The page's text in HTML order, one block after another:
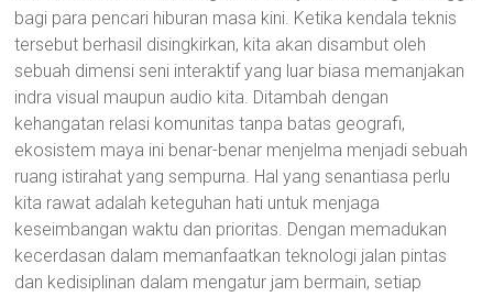
bagi para pencari hiburan masa kini. Ketika kendala teknis
tersebut berhasil disingkirkan, kita akan disambut oleh
sebuah dimensi seni interaktif yang luar biasa memanjakan
indra visual maupun audio kita. Ditambah dengan
kehangatan relasi komunitas tanpa batas geografi,
ekosistem maya ini benar-benar menjelma menjadi sebuah
ruang istirahat yang sempurna. Hal yang senantiasa perlu
kita rawat adalah keteguhan hati untuk menjaga
keseimbangan waktu dan prioritas. Dengan memadukan
kecerdasan dalam memanfaatkan teknologi jalan pintas
dan kedisiplinan dalam mengatur jam bermain, setiap